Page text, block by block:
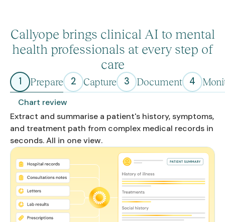
Callyope brings clinical AI to mental
health professionals at every step of
care
1 Prepare 2 Capture 3 Document 4
Chart review
Extract and summarise a patient's history, symptoms,
and treatment path from complex medical records in
seconds. All in one view.